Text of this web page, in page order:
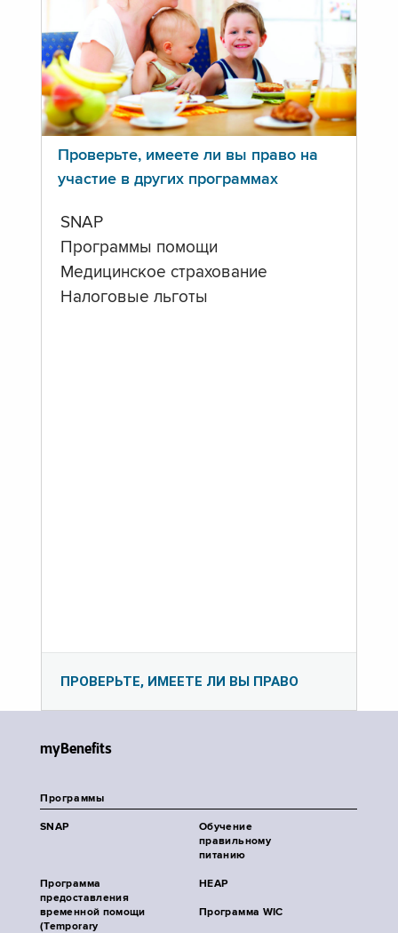
Проверьте, имеете ли вы право на
участие в других программах
SNAP
Программы помощи
Медицинское страхование
Налоговые льготы
ПРОВЕРЬТЕ, ИМЕЕТЕ ЛИ ВЫ ПРАВО
myBenefits
Программы
SNAP
Обучение
правильному
питанию
Программа
предоставления
временной помощи
(Temporary
HEAP
Программа WIC